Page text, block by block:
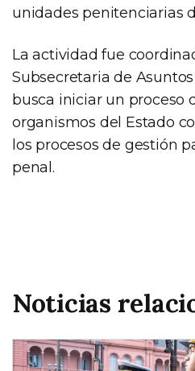
unidades penitenciarias
La actividad fue
Subsecretaria de
busca iniciar un proceso
organismos del Estado
los procesos de gestión
penal.
Noticias